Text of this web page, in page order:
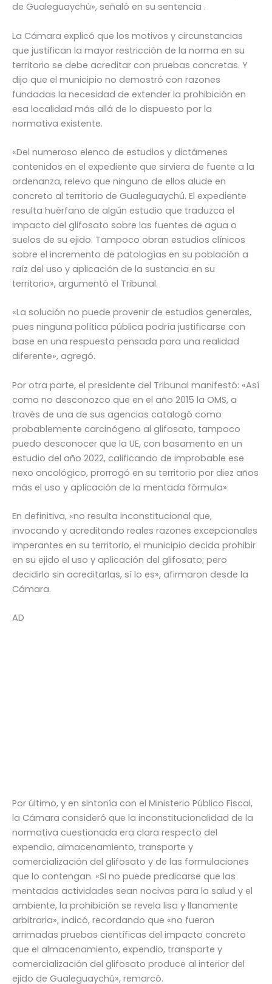
de Gualeguaychú», señaló en su sentencia .
La Cámara explicó que los motivos y circunstancias
que justifican la mayor restricción de la norma en su
territorio se debe acreditar con pruebas concretas. Y
dijo que el municipio no demostró con razones
fundadas la necesidad de extender la prohibición en
esa localidad más allá de lo dispuesto por la
normativa existente.
«Del numeroso elenco de estudios y dictámenes
contenidos en el expediente que sirviera de fuente a la
ordenanza, relevo que ninguno de ellos alude en
concreto al territorio de Gualeguaychú. El expediente
resulta huérfano de algún estudio que traduzca el
impacto del glifosato sobre las fuentes de agua o
suelos de su ejido. Tampoco obran estudios clínicos
sobre el incremento de patologías en su población a
raíz del uso y aplicación de la sustancia en su
territorio», argumentó el Tribunal.
«La solución no puede provenir de estudios generales,
pues ninguna política pública podría justificarse con
base en una respuesta pensada para una realidad
diferente», agregó.
Por otra parte, el presidente del Tribunal manifestó: «Así
como no desconozco que en el año 2015 la OMS, a
través de una de sus agencias catalogó como
probablemente carcinógeno al glifosato, tampoco
puedo desconocer que la UE, con basamento en un
estudio del año 2022, calificando de improbable ese
nexo oncológico, prorrogó en su territorio por diez años
más el uso y aplicación de la mentada fórmula».
En definitiva, «no resulta inconstitucional que,
invocando y acreditando reales razones excepcionales
imperantes en su territorio, el municipio decida prohibir
en su ejido el uso y aplicación del glifosato; pero
decidirlo sin acreditarlas, sí lo es», afirmaron desde la
Cámara.
AD
Por último, y en sintonía con el Ministerio Público Fiscal,
la Cámara consideró que la inconstitucionalidad de la
normativa cuestionada era clara respecto del
expendio, almacenamiento, transporte y
comercialización del glifosato y de las formulaciones
que lo contengan. «Si no puede predicarse que las
mentadas actividades sean nocivas para la salud y el
ambiente, la prohibición se revela lisa y llanamente
arbitraria», indicó, recordando que «no fueron
arrimadas pruebas científicas del impacto concreto
que el almacenamiento, expendio, transporte y
comercialización del glifosato produce al interior del
ejido de Gualeguaychú», remarcó.